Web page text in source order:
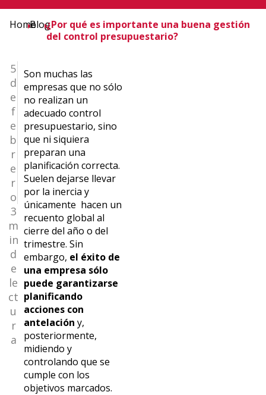
HomeBlog¿Por qué es importante una buena gestión
del control presupuestario?
5
d
e
f
e
b
r
e
r
o
3
m
in
d
e
le
ct
u
r
a
Son muchas las
empresas que no sólo
no realizan un
adecuado control
presupuestario, sino
que ni siquiera
preparan una
planificación correcta.
Suelen dejarse llevar
por la inercia y
únicamente hacen un
recuento global al
cierre del año o del
trimestre. Sin
embargo, el éxito de
una empresa sólo
puede garantizarse
planificando
acciones con
antelación y,
posteriormente,
midiendo y
controlando que se
cumple con los
objetivos marcados.